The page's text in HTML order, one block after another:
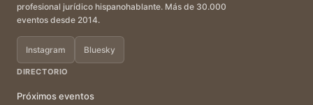
profesional jurídico hispanohablante. Más de 30.000
eventos desde 2014.
Instagram Bluesky
DIRECTORIO
Próximos eventos